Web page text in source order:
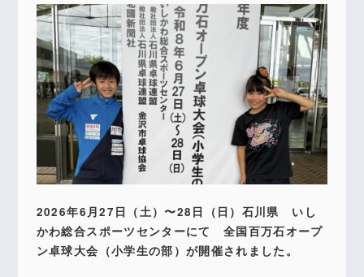
2026年6月27日（土）〜28日（日）石川県 いし
かわ総合スポーツセンターにて 全国百万石オープ
ン卓球大会（小学生の部）が開催されました。